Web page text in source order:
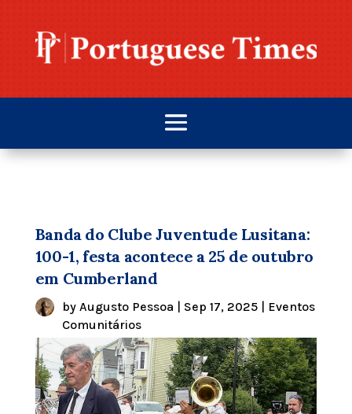
Banda do Clube Juventude Lusitana:
100-1, festa acontece a 25 de outubro
em Cumberland
by Augusto Pessoa | Sep 17, 2025| Eventos
Comunitários